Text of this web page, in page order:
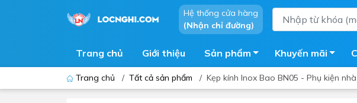
Hệ thống cửa hàng
(Nhận chỉ đường)
Trang chủ Giới thiệu Sản phẩm Khuyến mãi
Trang chủ / Tất cả sản phẩm / Kẹp kính Inox Bao BN05 - Phụ kiện